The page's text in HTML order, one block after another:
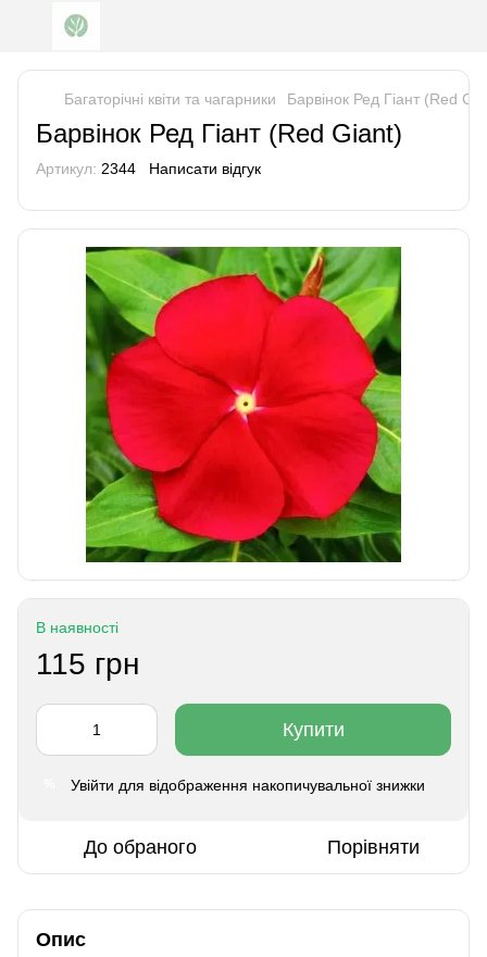
Багаторічні квіти та чагарники Барвінок Ред Гіант (Red
Барвінок Ред Гіант (Red Giant)
Артикул: 2344 Написати відгук
В наявності
115 грн
Купити
Увійти для відображення накопичувальної знижки
До обраного Порівняти
Опис